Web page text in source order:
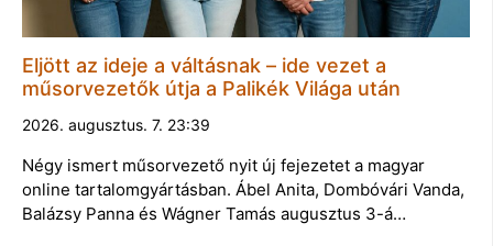
Eljött az ideje a váltásnak – ide vezet a
műsorvezetők útja a Palikék Világa után
2026. augusztus. 7. 23:39
Négy ismert műsorvezető nyit új fejezetet a magyar
online tartalomgyártásban. Ábel Anita, Dombóvári Vanda,
Balázsy Panna és Wágner Tamás augusztus 3-á…